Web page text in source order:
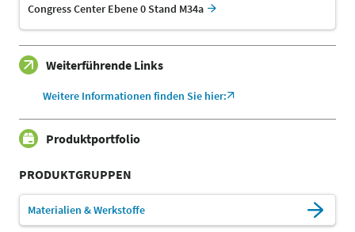
Congress Center Ebene 0 Stand M34a
Weiterführende Links
Weitere Informationen finden Sie hier:
Produktportfolio
PRODUKTGRUPPEN
Materialien & Werkstoffe